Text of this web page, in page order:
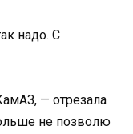
надо. С
— отрезала
не позволю